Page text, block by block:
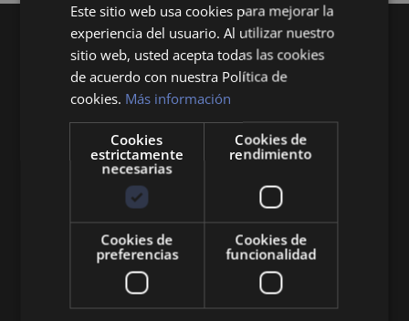
Queremos mantenerte al día en temas de
economía, finanzas, negocios, derecho, historia
y curiosidades sobre todo lo relacionado con la
economía y empresa.
Este sitio web usa cookies para mejorar la
experiencia del usuario. Al utilizar nuestro
sitio web, usted acepta todas las cookies
de acuerdo con nuestra Política de
cookies. Más información
Cookies
estrictamente
necesarias
Cookies de
rendimiento
Cookies de
preferencias
Cookies de
funcionalidad